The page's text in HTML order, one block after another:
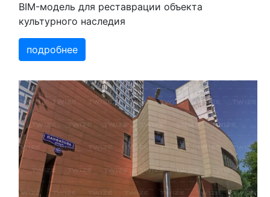
BIM-модель для реставрации объекта
культурного наследия
подробнее